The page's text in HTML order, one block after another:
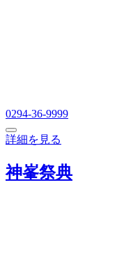
0294-36-9999
詳細を見る
神峯祭典